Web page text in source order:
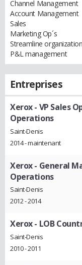
Channel Management
Account Management
Sales
Marketing Op´s
Streamline organization
P&L management
Entreprises
Xerox- VP Sales
Operations
Saint-Denis
2014 - maintenant
Xerox- General
Operations
Saint-Denis
2012 - 2014
Xerox- LOB
Saint-Denis
2010 - 2011